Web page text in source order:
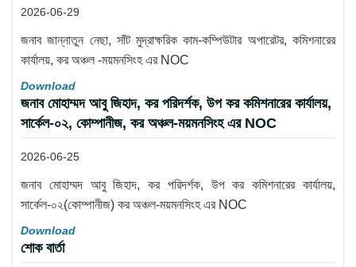
2026-06-29
জনাব জান্নাতুন নেছা, সাঁট মুদ্রাক্ষরিক কাম-কম্পিউটার অপারেটর, কমিশনারের
কার্যালয়, কর অঞ্চল -ময়মনসিংহ এর NOC
Download
জনাব মোহাম্মদ আবু জিহাদ, কর পরিদর্শক, উপ কর কমিশনারের কার্যালয়,
সার্কেল-০২, কোম্পানীজ, কর অঞ্চল-ময়মনসিংহ এর NOC
2026-06-25
জনাব মোহাম্মদ আবু জিহাদ, কর পরিদর্শক, উপ কর কমিশনারের কার্যালয়,
সার্কেল-০২(কোম্পানীজ) কর অঞ্চল-ময়মনসিংহ এর NOC
Download
শোক বার্তা